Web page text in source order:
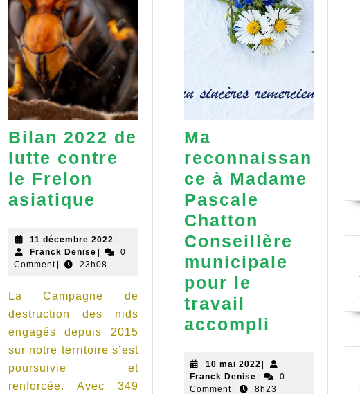
Bilan 2022 de
lutte contre
le Frelon
asiatique
de
lutte
le
Frelon
asiatique
11 décembre 2022 11
décembre
|
Franck Denise Franck
Denise
|
0
Comment | 23h08
La Campagne de
destruction des nids
engagés depuis 2015
sur notre territoire s’est
poursuivie et
renforcée. Avec 349
Ma
reconnaissan
ce à Madame
Pascale
Chatton
Conseillère
municipale
pour le
travail
accompli
à
Madame
10 mai 2022 10
mai
2022
|
Franck DeniseFranck
Denise
|
0
Comment| 8h23